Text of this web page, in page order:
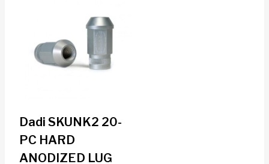
Dadi SKUNK2 20-
PC HARD
ANODIZED LUG